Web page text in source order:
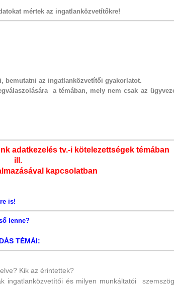
mértek az ingatlanközvetítőkre!
bemutatni az ingatlanközvetítői gyakorlatot.
a témában, mely nem csak az
adatkezelés tv.-i kötelezettségek témában
ill.
kapcsolatban
is!
lenne?
TÉMÁI:
Kik az érintettek?
ingatlanközvetítői és milyen munkáltatói